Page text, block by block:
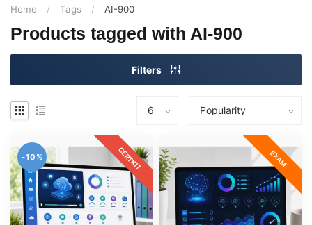
Home / Tags / AI-900
Products tagged with AI-900
Filters
CERTKIT
-10% EXAM